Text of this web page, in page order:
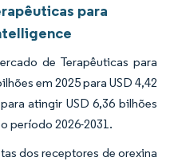
para
de Terapêuticas para
em 2025 para USD 4,42
atingir USD 6,36 bilhões
período 2026-2031.
dos receptores de orexina